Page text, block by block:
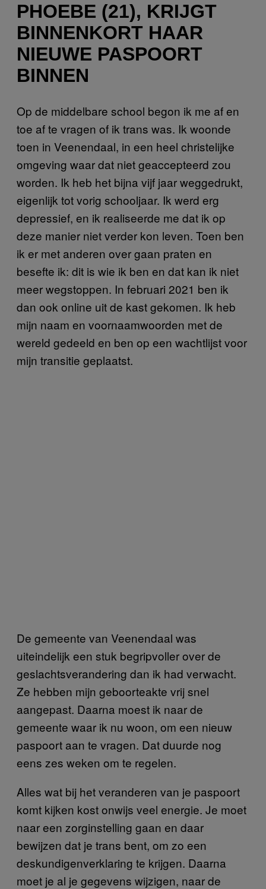
PHOEBE (21), KRIJGT
BINNENKORT HAAR
NIEUWE PASPOORT
BINNEN
Op de middelbare school begon ik me af en
toe af te vragen of ik trans was. Ik woonde
toen in Veenendaal, in een heel christelijke
omgeving waar dat niet geaccepteerd zou
worden. Ik heb het bijna vijf jaar weggedrukt,
eigenlijk tot vorig schooljaar. Ik werd erg
depressief, en ik realiseerde me dat ik op
deze manier niet verder kon leven. Toen ben
ik er met anderen over gaan praten en
besefte ik: dit is wie ik ben en dat kan ik niet
meer wegstoppen. In februari 2021 ben ik
dan ook online uit de kast gekomen. Ik heb
mijn naam en voornaamwoorden met de
wereld gedeeld en ben op een wachtlijst voor
mijn transitie geplaatst.
De gemeente van Veenendaal was
uiteindelijk een stuk begripvoller over de
geslachtsverandering dan ik had verwacht.
Ze hebben mijn geboorteakte vrij snel
aangepast. Daarna moest ik naar de
gemeente waar ik nu woon, om een nieuw
paspoort aan te vragen. Dat duurde nog
eens zes weken om te regelen.
Alles wat bij het veranderen van je paspoort
komt kijken kost onwijs veel energie. Je moet
naar een zorginstelling gaan en daar
bewijzen dat je trans bent, om zo een
deskundigenverklaring te krijgen. Daarna
moet je al je gegevens wijzigen, naar de